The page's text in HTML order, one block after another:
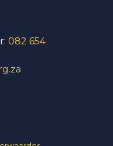
082 654